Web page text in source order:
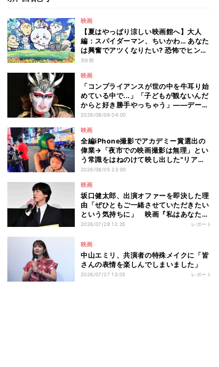
映画
【夏はやっぱり涼しい映画館へ】大人
編：スパイダーマン、ちいかわ… あなた
は興奮でアツくなりたい? 恐怖でヒンヤ
リしたい? - 編集部が注目する最新映画5
3分前
映画
「コンプライアンスが世の中を牛耳り始
めている中で...」「子どもが観ないんだ
からと好き勝手やっちゃう」――デーモ
ン閣下が語る映画『レディ・オア・ノッ
2026/08/06 04:00
映画
全編iPhone撮影でアカデミー賞選出の
偉業→「夜市での映画撮影は無理」とい
う常識をはねのけて映し出した"リア
ル"とは――ツォウ監督が語る映画『左
2026/08/05 23:00
映画
坂口健太郎、出演オファーを即決した理
由「ぜひともご一緒させていただきたい
という気持ちに」 映画『私はあなたを
知らない、』完成披露舞台挨拶
2026/07/28 12:35 レポート
映画
中山エミリ、共演者の特殊メイクに「皆
さんの表情を楽しんでしまいました」
2026/07/27 13:05 レポート